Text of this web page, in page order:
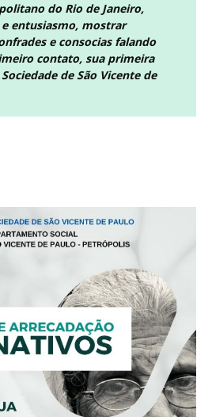
do Rio de Janeiro,
entusiasmo, mostrar
e consocias falando
contato, sua primeira
de São Vicente de